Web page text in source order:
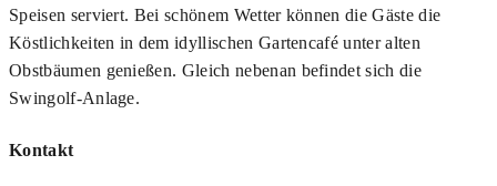
Speisen serviert. Bei schönem Wetter können die Gäste die
Köstlichkeiten in dem idyllischen Gartencafé unter alten
Obstbäumen genießen. Gleich nebenan befindet sich die
Swingolf-Anlage.
Kontakt